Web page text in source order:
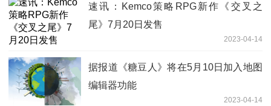
速讯：Kemco策略RPG新作《交叉之
尾》7月20日发售
2023-04-14
据报道《糖豆人》将在5月10日加入地图
编辑器功能
2023-04-14